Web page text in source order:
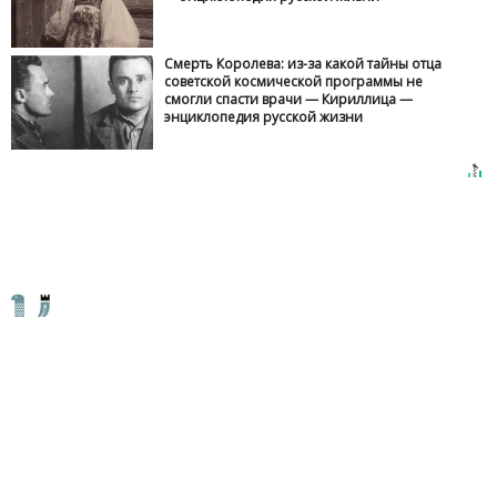
Смерть Королева: из-за какой тайны отца
советской космической программы не
смогли спасти врачи — Кириллица —
энциклопедия русской жизни